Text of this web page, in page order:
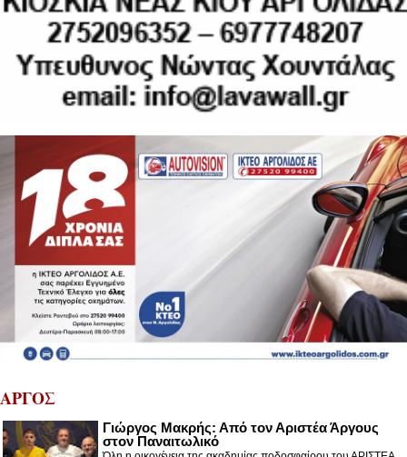
ΑΡΓΟΣ
Γιώργος Μακρής: Από τον Αριστέα Άργους
στον Παναιτωλικό